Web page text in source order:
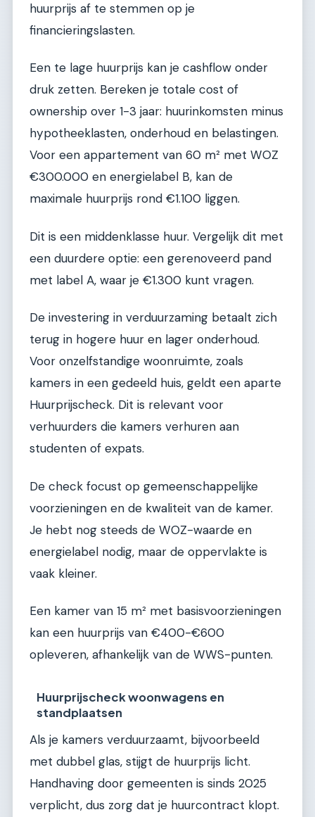
huurprijs af te stemmen op je
financieringslasten.
Een te lage huurprijs kan je cashflow onder
druk zetten. Bereken je totale cost of
ownership over 1-3 jaar: huurinkomsten minus
hypotheeklasten, onderhoud en belastingen.
Voor een appartement van 60 m² met WOZ
€300.000 en energielabel B, kan de
maximale huurprijs rond €1.100 liggen.
Dit is een middenklasse huur. Vergelijk dit met
een duurdere optie: een gerenoveerd pand
met label A, waar je €1.300 kunt vragen.
De investering in verduurzaming betaalt zich
terug in hogere huur en lager onderhoud.
Voor onzelfstandige woonruimte, zoals
kamers in een gedeeld huis, geldt een aparte
Huurprijscheck. Dit is relevant voor
verhuurders die kamers verhuren aan
studenten of expats.
De check focust op gemeenschappelijke
voorzieningen en de kwaliteit van de kamer.
Je hebt nog steeds de WOZ-waarde en
energielabel nodig, maar de oppervlakte is
vaak kleiner.
Een kamer van 15 m² met basisvoorzieningen
kan een huurprijs van €400-€600
opleveren, afhankelijk van de WWS-punten.
Huurprijscheck woonwagens en
standplaatsen
Als je kamers verduurzaamt, bijvoorbeeld
met dubbel glas, stijgt de huurprijs licht.
Handhaving door gemeenten is sinds 2025
verplicht, dus zorg dat je huurcontract klopt.